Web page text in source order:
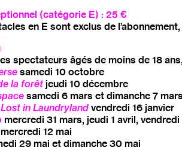
(catégorie E) : 25 €
en E sont exclus de
spectateurs âgés de moins de 18
samedi 10 octobre
la forêtjeudi 10 décembre
samedi 6 mars et dimanche 7 mars
Lost in Laundryland vendredi 16 janvier
mercredi 31 mars, jeudi 1 avril,
mercredi 12 mai
29 mai et dimanche 30 mai